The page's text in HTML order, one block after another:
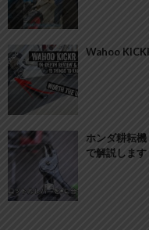
Wahoo
ホンダ耕耘
で解説します